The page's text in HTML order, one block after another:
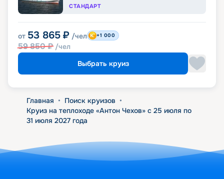
СТАНДАРТ
от 53 865 ₽ /чел
59 850₽ /чел
+1 000
Выбрать круиз
Главная • Поиск круизов •
Круиз на теплоходе «Антон Чехов» с 25 июля по
31 июля 2027 года